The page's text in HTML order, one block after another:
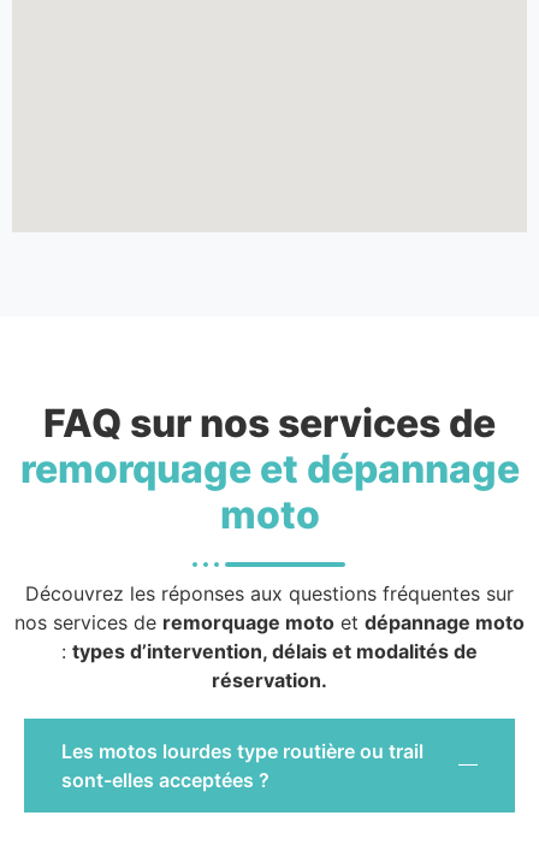
FAQ sur nos services de
remorquage et dépannage
moto
Découvrez les réponses aux questions fréquentes sur
nos services de remorquage moto et dépannage moto
: types d’intervention, délais et modalités de
réservation.
Les motos lourdes type routière ou trail
sont-elles acceptées ?